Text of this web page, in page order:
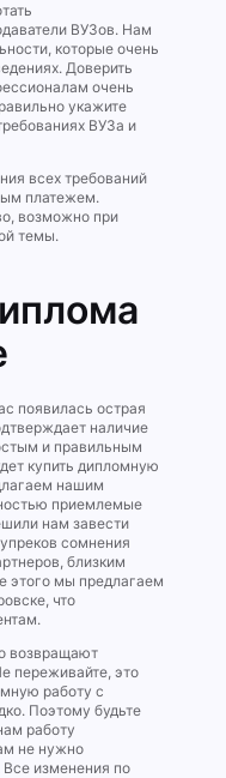
ВУЗов. Нам
которые очень
Доверить
очень
укажите
ВУЗа и
всех требований
платежем.
возможно при
темы.
появилась острая
наличие
и правильным
купить дипломную
нашим
приемлемые
нам завести
сомнения
близким
этого мы предлагаем
что
возвращают
переживайте, это
работу с
Поэтому будьте
работу
не нужно
Все изменения по